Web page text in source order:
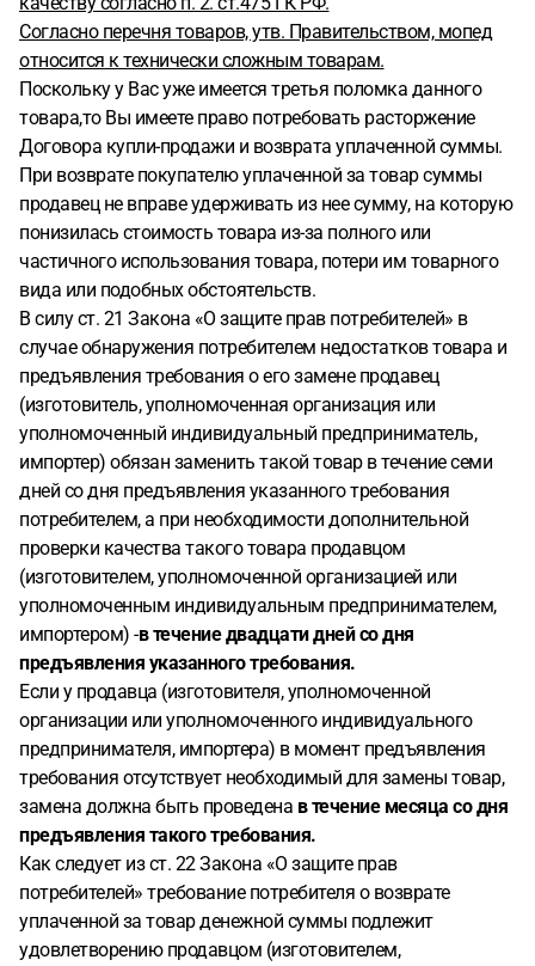
Согласно перечня товаров, утв. Правительством, мопед
относится к технически сложным товарам.
Поскольку у Вас уже имеется третья поломка данного
товара,то Вы имеете право потребовать расторжение
Договора купли-продажи и возврата уплаченной суммы.
При возврате покупателю уплаченной за товар суммы
продавец не вправе удерживать из нее сумму, на которую
понизилась стоимость товара из-за полного или
частичного использования товара, потери им товарного
вида или подобных обстоятельств.
В силу ст. 21 Закона «О защите прав потребителей» в
случае обнаружения потребителем недостатков товара и
предъявления требования о его замене продавец
(изготовитель, уполномоченная организация или
уполномоченный индивидуальный предприниматель,
импортер) обязан заменить такой товар в течение семи
дней со дня предъявления указанного требования
потребителем, а при необходимости дополнительной
проверки качества такого товара продавцом
(изготовителем, уполномоченной организацией или
уполномоченным индивидуальным предпринимателем,
импортером) -в течение двадцати дней со дня
предъявления указанного требования.
Если у продавца (изготовителя, уполномоченной
организации или уполномоченного индивидуального
предпринимателя, импортера) в момент предъявления
требования отсутствует необходимый для замены товар,
замена должна быть проведена в течение месяца со дня
предъявления такого требования.
Как следует из ст. 22 Закона «О защите прав
потребителей» требование потребителя о возврате
уплаченной за товар денежной суммы подлежит
удовлетворению продавцом (изготовителем,